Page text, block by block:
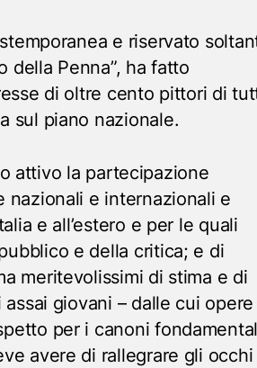
e riservato
della Penna”, ha fatto
di oltre cento pittori di
sul piano nazionale.
attivo la partecipazione
nazionali e internazionali e
e all’estero e per le quali
e della critica; e di
meritevolissimi di stima e di
giovani – dalle cui opere
per i canoni
avere di rallegrare gli occhi